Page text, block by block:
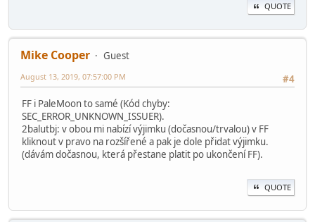
QUOTE
Mike Cooper
Guest
#4
August 13, 2019, 07:57:00 PM
FF i PaleMoon to samé (Kód chyby:
SEC_ERROR_UNKNOWN_ISSUER).
2balutbj: v obou mi nabízí výjimku (dočasnou/trvalou) v FF
kliknout v pravo na rozšířené a pak je dole přidat výjimku.
(dávám dočasnou, která přestane platit po ukončení FF).
QUOTE